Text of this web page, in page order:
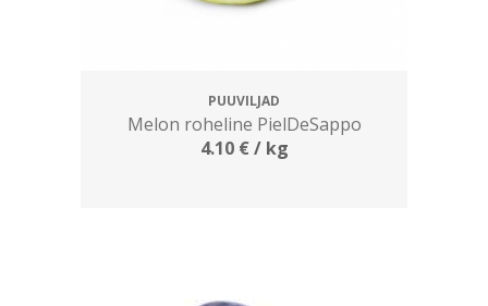
PUUVILJAD
Melon roheline PielDeSappo
4.10 €/ kg